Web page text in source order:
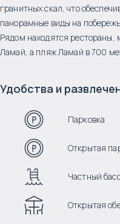
гранитных скал, что
панорамные виды на
Рядом находятся рестораны,
Ламай, а пляж Ламай в 700
Удобства и
Парковка
Открытая
Частный
Открытая